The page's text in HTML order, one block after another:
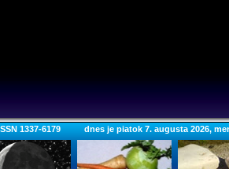
1337-6179 dnes je piatok 7. augusta 2026,